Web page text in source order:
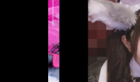
み
一
日
店
長